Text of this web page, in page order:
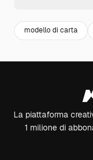
modello di carta
La piattaforma
1 milione di